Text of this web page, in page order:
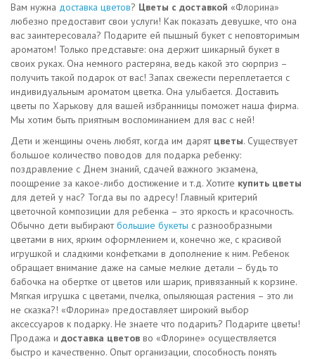
Вам нужна доставка цветов? Цветы с доставкой «Флорина»
любезно предоставит свои услуги! Как показать девушке, что она
вас заинтересовала? Подарите ей пышный букет с неповторимым
ароматом! Только представьте: она держит шикарный букет в
своих руках. Она немного растеряна, ведь какой это сюрприз –
получить такой подарок от вас! Запах свежести переплетается с
индивидуальным ароматом цветка. Она улыбается. Доставить
цветы по Харькову для вашей избранницы поможет наша фирма.
Мы хотим быть приятным воспоминанием для вас с ней!
Дети и женщины очень любят, когда им дарят цветы. Существует
большое количество поводов для подарка ребенку:
поздравление с Днем знаний, сдачей важного экзамена,
поощрение за какое-либо достижение и т.д. Хотите купить цветы
для детей у нас? Тогда вы по адресу! Главный критерий
цветочной композиции для ребенка – это яркость и красочность.
Обычно дети выбираютбольшие букеты с разнообразными
цветами в них, ярким оформлением и, конечно же, с красивой
игрушкой и сладкими конфетками в дополнение к ним. Ребенок
обращает внимание даже на самые мелкие детали – будь то
бабочка на обертке от цветов или шарик, привязанный к корзине.
Мягкая игрушка с цветами, пчелка, опыляющая растения – это ли
не сказка?! «Флорина» предоставляет широкий выбор
аксессуаров к подарку. Не знаете что подарить? Подарите цветы!
Продажа и доставка цветов во «Флорине» осуществляется
быстро и качественно. Опыт организации, способность понять